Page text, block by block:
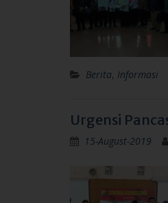
Berita, Informasi
Urgensi
15-August-2019